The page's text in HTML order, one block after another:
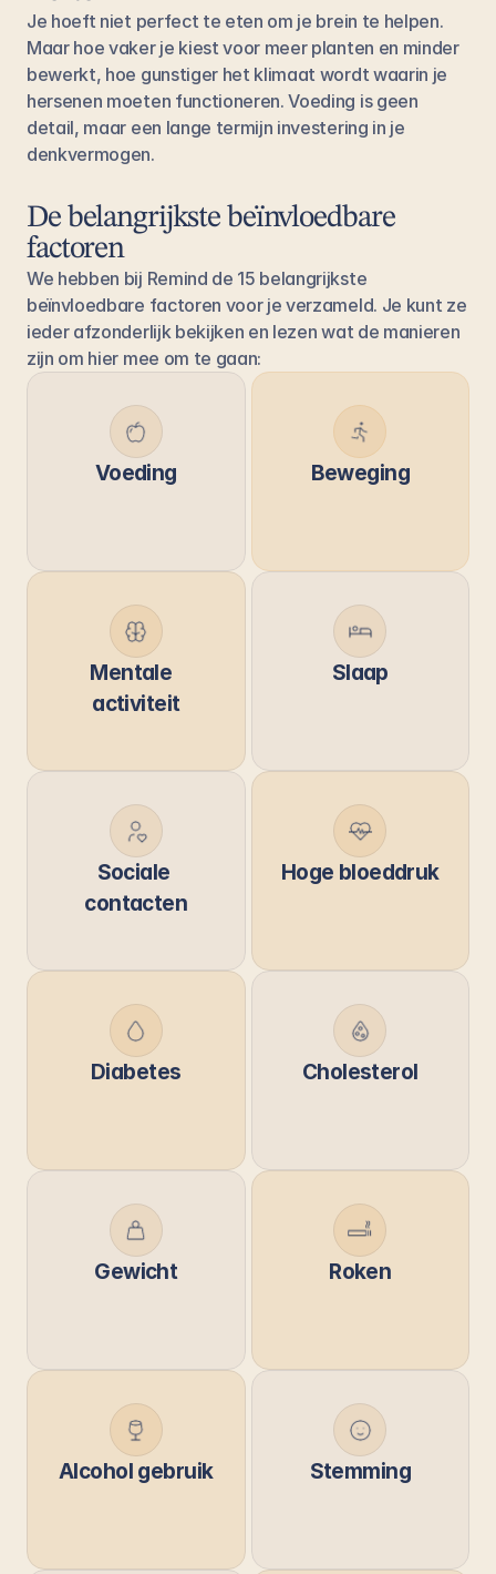
Je hoeft niet perfect te eten om je brein te helpen.
Maar hoe vaker je kiest voor meer planten en minder
bewerkt, hoe gunstiger het klimaat wordt waarin je
hersenen moeten functioneren. Voeding is geen
detail, maar een lange termijn investering in je
denkvermogen.
De belangrijkste beïnvloedbare
factoren
We hebben bij Remind de 15 belangrijkste
beïnvloedbare factoren voor je verzameld. Je kunt ze
ieder afzonderlijk bekijken en lezen wat de manieren
zijn om hier mee om te gaan:
Voeding
Mentale
activiteit
Sociale
contacten
Diabetes
Gewicht
Alcohol gebruik
Beweging
Slaap
Hoge bloeddruk
Cholesterol
Roken
Stemming